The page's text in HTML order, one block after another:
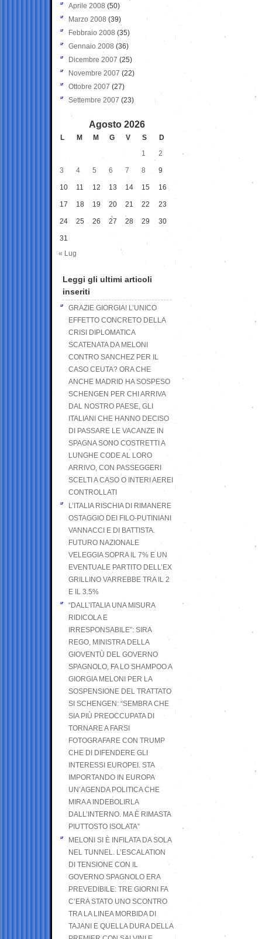
Aprile 2008 (50)
Marzo 2008 (39)
Febbraio 2008 (35)
Gennaio 2008 (36)
Dicembre 2007 (25)
Novembre 2007 (22)
Ottobre 2007 (27)
Settembre 2007 (23)
Agosto 2026
L M M G V S
D
1
2
3 4 5 6 7 8 9
10 11 12 13 14 15 16
17 18 19 20 21 22 23
24 25 26 27 28 29 30
31
« Lug
Leggi gli ultimi articoli
inseriti
GRAZIE GIORGIA! L’UNICO
EFFETTO CONCRETO DELLA
CRISI DIPLOMATICA
SCATENATA DA MELONI
CONTRO SANCHEZ PER IL
CASO CEUTA? ORA CHE
ANCHE MADRID HA SOSPESO
SCHENGEN PER CHI ARRIVA
DAL NOSTRO PAESE, GLI
ITALIANI CHE HANNO DECISO
DI PASSARE LE VACANZE IN
SPAGNA SONO COSTRETTI A
LUNGHE CODE AL LORO
ARRIVO, CON PASSEGGERI
SCELTI A CASO O INTERI AEREI
CONTROLLATI
L’ITALIA RISCHIA DI RIMANERE
OSTAGGIO DEI FILO-PUTINIANI
VANNACCI E DI BATTISTA.
FUTURO NAZIONALE
VELEGGIA SOPRA IL 7% E UN
EVENTUALE PARTITO DELL’EX
GRILLINO VARREBBE TRA IL 2
E IL 3.5%
“DALL’ITALIA UNA MISURA
RIDICOLA E
IRRESPONSABILE”: SIRA
REGO, MINISTRA DELLA
GIOVENTÙ DEL GOVERNO
SPAGNOLO, FA LO SHAMPOO A
GIORGIA MELONI PER LA
SOSPENSIONE DEL TRATTATO
SI SCHENGEN: “SEMBRA CHE
SIA PIÙ PREOCCUPATA DI
TORNARE A FARSI
FOTOGRAFARE CON TRUMP
CHE DI DIFENDERE GLI
INTERESSI EUROPEI. STA
IMPORTANDO IN EUROPA
UN’AGENDA POLITICA CHE
MIRA A INDEBOLIRLA
DALL’INTERNO. MA È RIMASTA
PIUTTOSTO ISOLATA”
MELONI SI È INFILATA DA SOLA
NEL TUNNEL. L’ESCALATION
DI TENSIONE CON IL
GOVERNO SPAGNOLO ERA
PREVEDIBILE: TRE GIORNI FA
C’ERA STATO UNO SCONTRO
TRA LA LINEA MORBIDA DI
TAJANI E QUELLA DURA DELLA